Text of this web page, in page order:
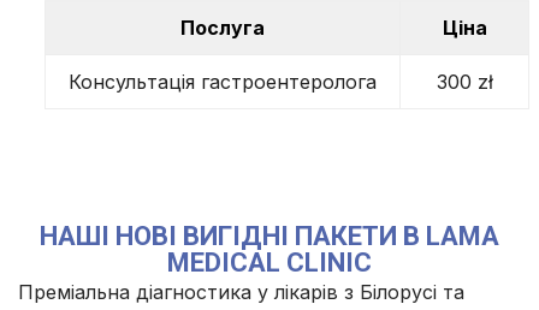
Послуга Ціна
Консультація гастроентеролога 300 zł
НАШІ НОВІ ВИГІДНІ ПАКЕТИ В LAMA
MEDICAL CLINIC
Преміальна діагностика у лікарів з Білорусі та